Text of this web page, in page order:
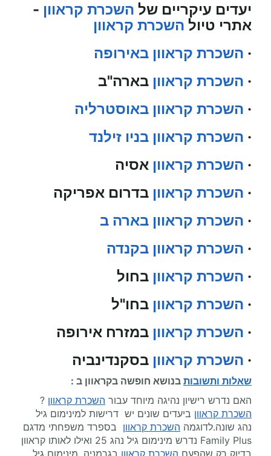
יעדים עיקריים של השכרת קראוון -
אתרי טיול השכרת קראוון
· השכרת קראוון באירופה
· השכרת קראוון בארה"ב
· השכרת קראוון באוסטרליה
· השכרת קראוון בניו זילנד
· השכרת קראוון אסיה
· השכרת קראוון בדרום אפריקה
· השכרת קראוון בארה ב
· השכרת קראוון בקנדה
· השכרת קראוון בחול
· השכרת קראוון בחו"ל
· השכרת קראוון במזרח אירופה
· השכרת קראוון בסקנדינביה
שאלות ותשובות בנושא חופשה בקראוון ב :
האם נדרש רישיון נהיגה מיוחד עבור השכרת קראוון ?
השכרת קראוון ביעדים שונים יש דרישות למינימום גיל
נהג שונה.לדוגמה השכרת קראוון בספרד משפחתי מדגם
Family Plus נדרש מינימום גיל נהג 25 ואילו לאותו קראוון
בדיוק רק שהפעם השכרת קראוון בגרמניה, מינימום גיל